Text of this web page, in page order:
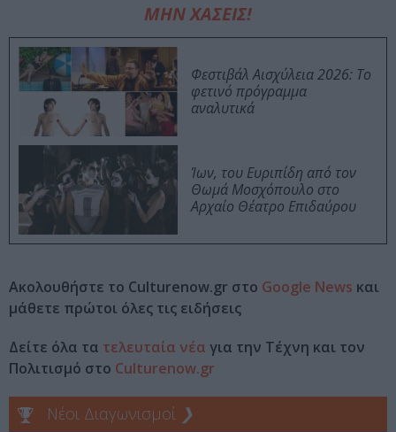
ΜΗΝ ΧΑΣΕΙΣ!
Φεστιβάλ Αισχύλεια 2026: Το
φετινό πρόγραμμα
αναλυτικά
Ίων, του Ευριπίδη από τον
Θωμά Μοσχόπουλο στο
Αρχαίο Θέατρο Επιδαύρου
Ακολουθήστε το Culturenow.gr στο Google News και
μάθετε πρώτοι όλες τις ειδήσεις
Δείτε όλα τα τελευταία νέα για την Τέχνη και τον
Πολιτισμό στο Culturenow.gr
Νέοι Διαγωνισμοί ❯